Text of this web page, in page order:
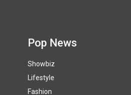
Pop News
Showbiz
Lifestyle
Fashion